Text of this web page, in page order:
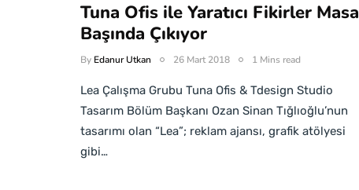
Tuna Ofis ile Yaratıcı Fikirler Masa
Başında Çıkıyor
By Edanur Utkan 26 Mart 2018 1 Mins read
Lea Çalışma Grubu Tuna Ofis & Tdesign Studio
Tasarım Bölüm Başkanı Ozan Sinan Tığlıoğlu’nun
tasarımı olan “Lea”; reklam ajansı, grafik atölyesi
gibi…